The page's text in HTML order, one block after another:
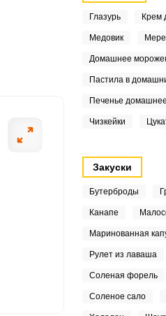
Глазурь Крем
Медовик
Домашнее
Пастила в
Печенье домашнее
Чизкейки
Закуски
Бутерброды
Канапе
Маринованная
Рулет из лаваша
Соленая форель
Соленое сало